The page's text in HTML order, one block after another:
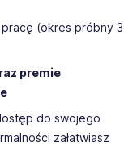
(okres próbny 3
premie
do swojego
załatwiasz